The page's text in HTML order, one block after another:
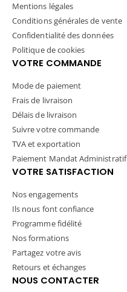
Mentions légales
Conditions générales de vente
Confidentialité des données
Politique de cookies
VOTRE COMMANDE
Mode de paiement
Frais de livraison
Délais de livraison
Suivre votre commande
TVA et exportation
Paiement Mandat Administratif
VOTRE SATISFACTION
Nos engagements
Ils nous font confiance
Programme fidélité
Nos formations
Partagez votre avis
Retours et échanges
NOUS CONTACTER